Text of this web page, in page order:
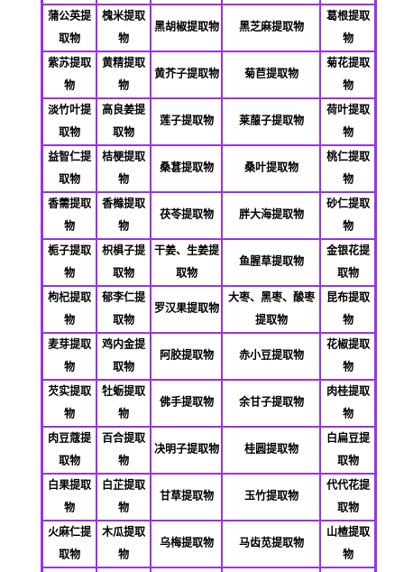
蒲公英提
取物
槐米提取
物
黑胡椒提取物 黑芝麻提取物
葛根提取
物
紫苏提取
物
黄精提取
物
黄芥子提取物 菊苣提取物
菊花提取
物
淡竹叶提
取物
高良姜提
取物
莲子提取物 莱菔子提取物
荷叶提取
物
益智仁提
取物
桔梗提取
物
桑葚提取物 桑叶提取物
桃仁提取
物
香薷提取
物
香橼提取
物
茯苓提取物 胖大海提取物
砂仁提取
物
栀子提取
物
枳椇子提
取物
干姜、生姜提
取物
鱼腥草提取物
金银花提
取物
枸杞提取
物
郁李仁提
取物
罗汉果提取物
大枣、黑枣、酸枣
提取物
昆布提取
物
麦芽提取
物
鸡内金提
取物
阿胶提取物 赤小豆提取物
花椒提取
物
芡实提取
物
牡蛎提取
物
佛手提取物 余甘子提取物
肉桂提取
物
肉豆蔻提
取物
百合提取
物
决明子提取物 桂圆提取物
白扁豆提
取物
白果提取
物
白芷提取
物
甘草提取物 玉竹提取物
代代花提
取物
火麻仁提
取物
木瓜提取
物
乌梅提取物 马齿苋提取物
山楂提取
物